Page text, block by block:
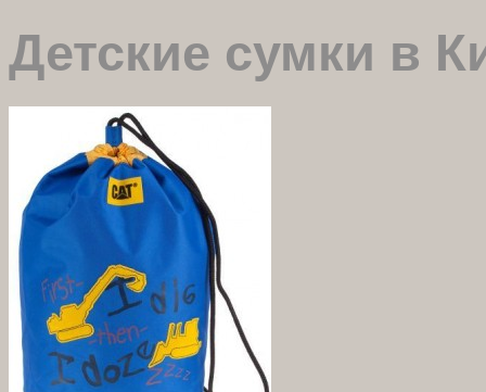
Детские сумки в